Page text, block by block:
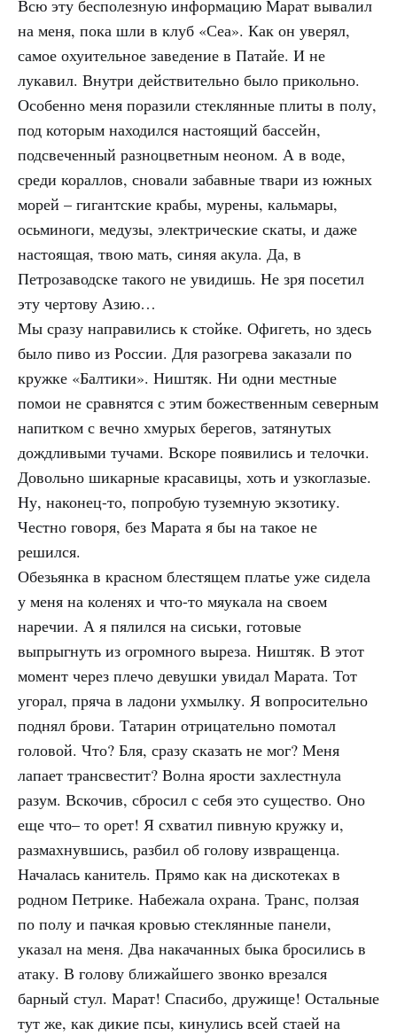
Всю эту бесполезную информацию Марат вывалил
на меня, пока шли в клуб «Сеа». Как он уверял,
самое охуительное заведение в Патайе. И не
лукавил. Внутри действительно было прикольно.
Особенно меня поразили стеклянные плиты в полу,
под которым находился настоящий бассейн,
подсвеченный разноцветным неоном. А в воде,
среди кораллов, сновали забавные твари из южных
морей – гигантские крабы, мурены, кальмары,
осьминоги, медузы, электрические скаты, и даже
настоящая, твою мать, синяя акула. Да, в
Петрозаводске такого не увидишь. Не зря посетил
эту чертову Азию…
Мы сразу направились к стойке. Офигеть, но здесь
было пиво из России. Для разогрева заказали по
кружке «Балтики». Ништяк. Ни одни местные
помои не сравнятся с этим божественным северным
напитком с вечно хмурых берегов, затянутых
дождливыми тучами. Вскоре появились и телочки.
Довольно шикарные красавицы, хоть и узкоглазые.
Ну, наконец-то, попробую туземную экзотику.
Честно говоря, без Марата я бы на такое не
решился.
Обезьянка в красном блестящем платье уже сидела
у меня на коленях и что-то мяукала на своем
наречии. А я пялился на сиськи, готовые
выпрыгнуть из огромного выреза. Ништяк. В этот
момент через плечо девушки увидал Марата. Тот
угорал, пряча в ладони ухмылку. Я вопросительно
поднял брови. Татарин отрицательно помотал
головой. Что? Бля, сразу сказать не мог? Меня
лапает трансвестит? Волна ярости захлестнула
разум. Вскочив, сбросил с себя это существо. Оно
еще что– то орет! Я схватил пивную кружку и,
размахнувшись, разбил об голову извращенца.
Началась канитель. Прямо как на дискотеках в
родном Петрике. Набежала охрана. Транс, ползая
по полу и пачкая кровью стеклянные панели,
указал на меня. Два накачанных быка бросились в
атаку. В голову ближайшего звонко врезался
барный стул. Марат! Спасибо, дружище! Остальные
тут же, как дикие псы, кинулись всей стаей на